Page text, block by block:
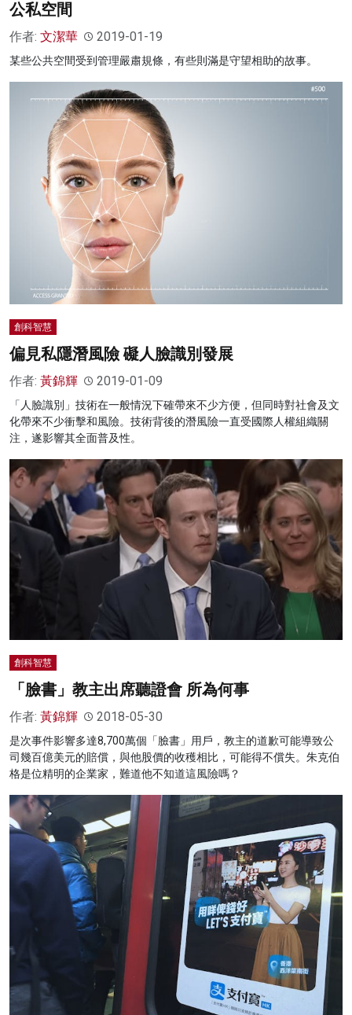
公私空間
作者: 文潔華 2019-01-19
某些公共空間受到管理嚴肅規條，有些則滿是守望相助的故事。
創科智慧
偏見私隱潛風險 礙人臉識別發展
作者: 黃錦輝 2019-01-09
「人臉識別」技術在一般情況下確帶來不少方便，但同時對社會及文
化帶來不少衝擊和風險。技術背後的潛風險一直受國際人權組織關
注，遂影響其全面普及性。
創科智慧
「臉書」教主出席聽證會 所為何事
作者: 黃錦輝 2018-05-30
是次事件影響多達8,700萬個「臉書」用戶，教主的道歉可能導致公
司幾百億美元的賠償，與他股價的收穫相比，可能得不償失。朱克伯
格是位精明的企業家，難道他不知道這風險嗎？